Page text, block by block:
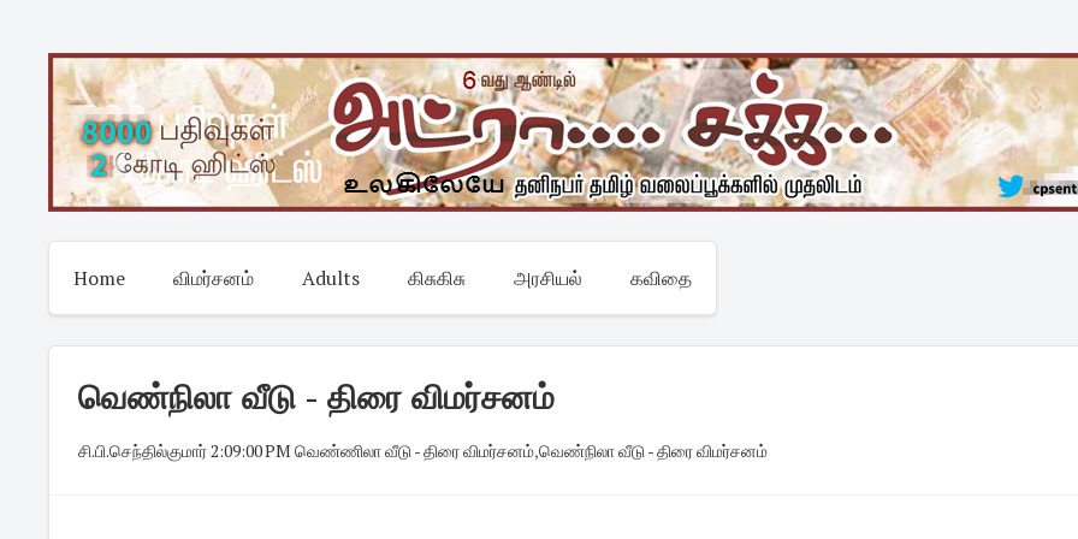
content
Home விமர்சனம் Adults கிசுகிசு அரசியல் கவிதை
வெண்நிலா வீடு - திரை விமர்சனம்
சி.பி.செந்தில்குமார்·2:09:00 PM ·வெண்ணிலா வீடு - திரை விமர்சனம்,வெண்நிலா வீடு - திரை விமர்சனம்